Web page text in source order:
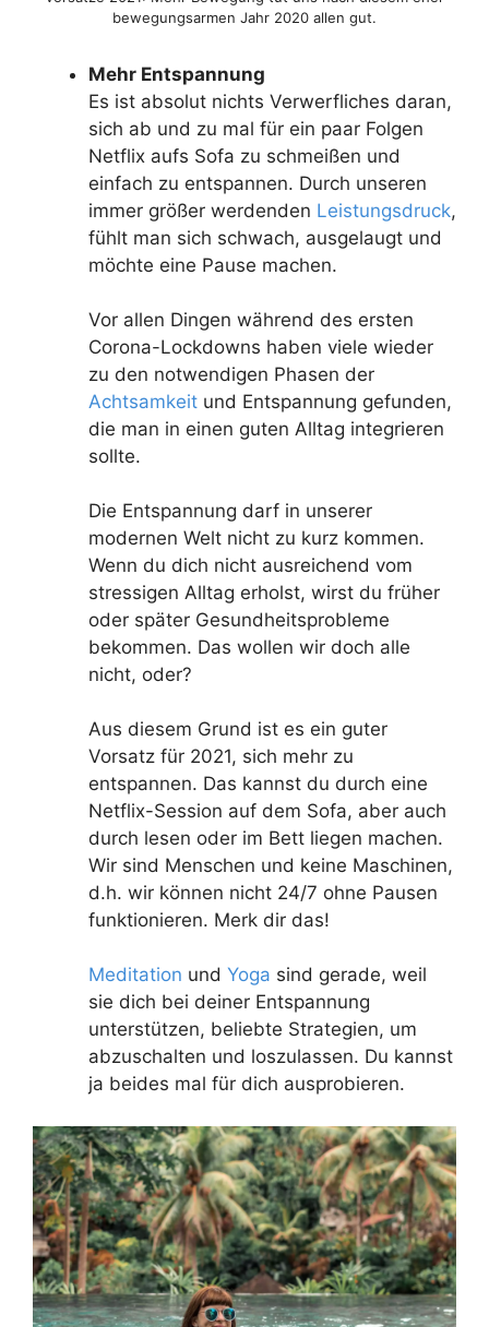
bewegungsarmen Jahr 2020 allen gut.
Mehr Entspannung
Es ist absolut nichts Verwerfliches daran,
sich ab und zu mal für ein paar Folgen
Netflix aufs Sofa zu schmeißen und
einfach zu entspannen. Durch unseren
immer größer werdenden Leistungsdruck,
fühlt man sich schwach, ausgelaugt und
möchte eine Pause machen.
Vor allen Dingen während des ersten
Corona-Lockdowns haben viele wieder
zu den notwendigen Phasen der
Achtsamkeit und Entspannung gefunden,
die man in einen guten Alltag integrieren
sollte.
Die Entspannung darf in unserer
modernen Welt nicht zu kurz kommen.
Wenn du dich nicht ausreichend vom
stressigen Alltag erholst, wirst du früher
oder später Gesundheitsprobleme
bekommen. Das wollen wir doch alle
nicht, oder?
Aus diesem Grund ist es ein guter
Vorsatz für 2021, sich mehr zu
entspannen. Das kannst du durch eine
Netflix-Session auf dem Sofa, aber auch
durch lesen oder im Bett liegen machen.
Wir sind Menschen und keine Maschinen,
d.h. wir können nicht 24/7 ohne Pausen
funktionieren. Merk dir das!
Meditation und Yoga sind gerade, weil
sie dich bei deiner Entspannung
unterstützen, beliebte Strategien, um
abzuschalten und loszulassen. Du kannst
ja beides mal für dich ausprobieren.